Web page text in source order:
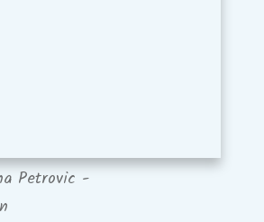
Petrovic -